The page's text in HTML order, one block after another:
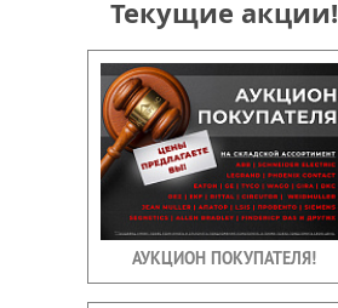
Текущие акции!
АУКЦИОН ПОКУПАТЕЛЯ!